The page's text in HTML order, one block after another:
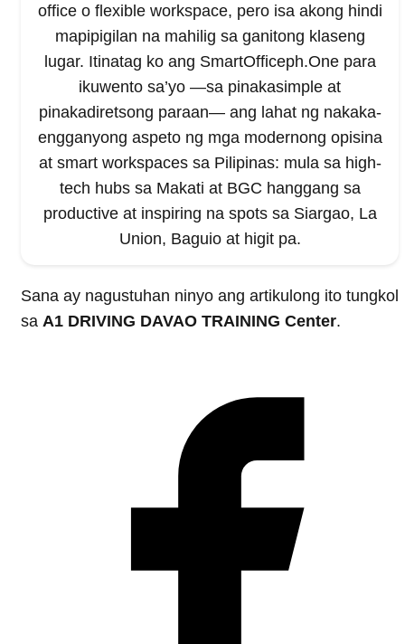
office o flexible workspace, pero isa akong hindi
mapipigilan na mahilig sa ganitong klaseng
lugar. Itinatag ko ang SmartOfficeph.One para
ikuwento sa’yo —sa pinakasimple at
pinakadiretsong paraan— ang lahat ng nakaka-
engganyong aspeto ng mga modernong opisina
at smart workspaces sa Pilipinas: mula sa high-
tech hubs sa Makati at BGC hanggang sa
productive at inspiring na spots sa Siargao, La
Union, Baguio at higit pa.
Sana ay nagustuhan ninyo ang artikulong ito tungkol
sa A1 DRIVING DAVAO TRAINING Center.